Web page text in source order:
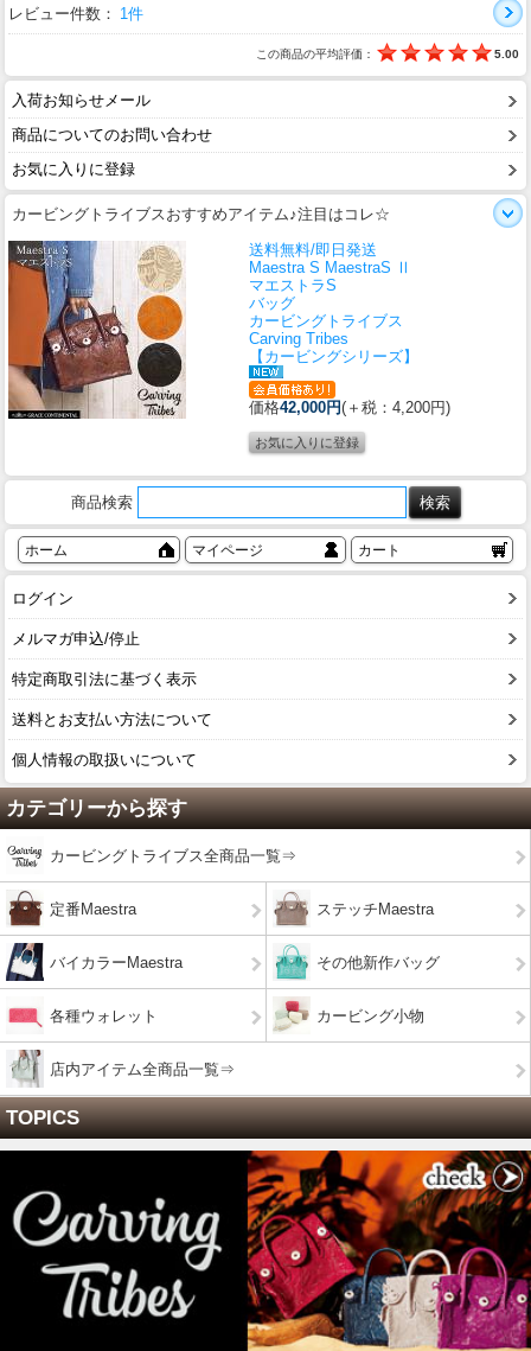
レビュー件数： 1件
この商品の平均評価： 5.00
入荷お知らせメール
商品についてのお問い合わせ
お気に入りに登録
カービングトライブスおすすめアイテム♪注目はコレ☆
送料無料/即日発送
Maestra S MaestraS Ⅱ
マエストラS
バッグ
カービングトライブス
Carving Tribes
【カービングシリーズ】
価格42,000円(＋税：4,200円)
商品検索
ホーム マイページ カート
ログイン
メルマガ申込/停止
特定商取引法に基づく表示
送料とお支払い方法について
個人情報の取扱いについて
カテゴリーから探す
カービングトライブス全商品一覧⇒
定番Maestra ステッチMaestra
バイカラーMaestra その他新作バッグ
各種ウォレット カービング小物
店内アイテム全商品一覧⇒
TOPICS